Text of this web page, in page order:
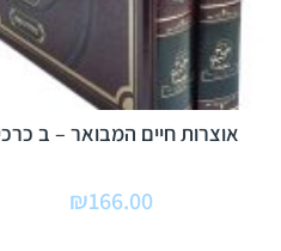
אוצרות חיים המבואר – ב
₪166.00